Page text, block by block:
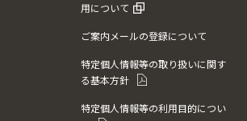
用について
ご案内メールの登録について
特定個人情報等の取り扱いに関す
る基本方針
特定個人情報等の利用目的につい